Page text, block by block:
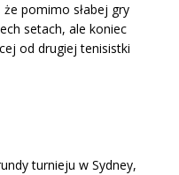
pomimo słabej gry
setach, ale koniec
od drugiej tenisistki
turnieju w Sydney,